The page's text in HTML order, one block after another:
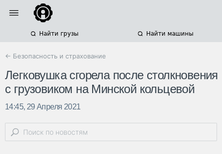
Найти грузы Найти машины
← Безопасность и страхование
Легковушка сгорела после столкновения
с грузовиком на Минской кольцевой
14:45, 29 Апреля 2021